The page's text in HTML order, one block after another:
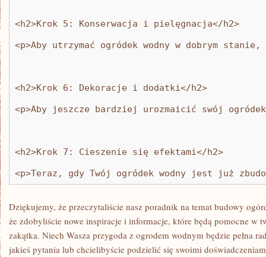
<h2>Krok 5: Konserwacja i pielęgnacja</h2>
<p>Aby utrzymać ogródek wodny w dobrym
<h2>Krok 6: Dekoracje i dodatki</h2>
<p>Aby jeszcze bardziej urozmaicić swój
<h2>Krok 7: Cieszenie się efektami</h2>
<p>Teraz, gdy Twój ogródek wodny jest już
Dziękujemy, że⁣ przeczytaliście⁣ nasz poradnik na⁤ temat budowy
że zdobyliście nowe ⁤inspiracje i ⁣informacje, które będą pomocne w
⁢zakątka. Niech Wasza przygoda z ogrodem‌ wodnym będzie pełna
‍jakieś pytania lub chcielibyście‍ podzielić ‌się ‌swoimi